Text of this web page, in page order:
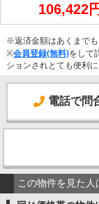
106,422
※返済金額はあくまでも
※会員登録(無料)をして
ションされとても便利に
電話で問
この物件を見た